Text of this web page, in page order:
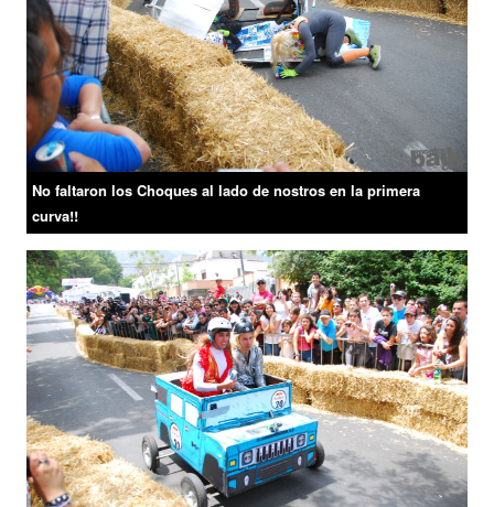
No faltaron los Choques al lado de nostros en la primera
curva!!